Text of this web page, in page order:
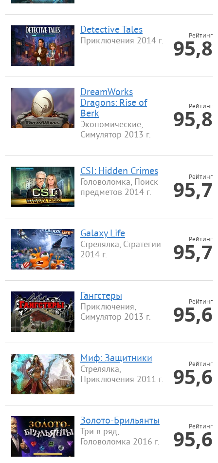
Detective Tales
Приключения 2014 г.
Рейтинг
95,8
DreamWorks
Dragons: Rise of
Berk
Экономические,
Симулятор 2013 г.
Рейтинг
95,8
CSI: Hidden Crimes
Головоломка, Поиск
предметов 2014 г.
Рейтинг
95,7
Galaxy Life
Стрелялка, Стратегии
2014 г.
Рейтинг
95,7
Гангстеры
Приключения,
Симулятор 2013 г.
Рейтинг
95,6
Миф: Защитники
Стрелялка,
Приключения 2011 г.
Рейтинг
95,6
Золото-Брильянты
Три в ряд,
Головоломка 2016 г.
Рейтинг
95,6